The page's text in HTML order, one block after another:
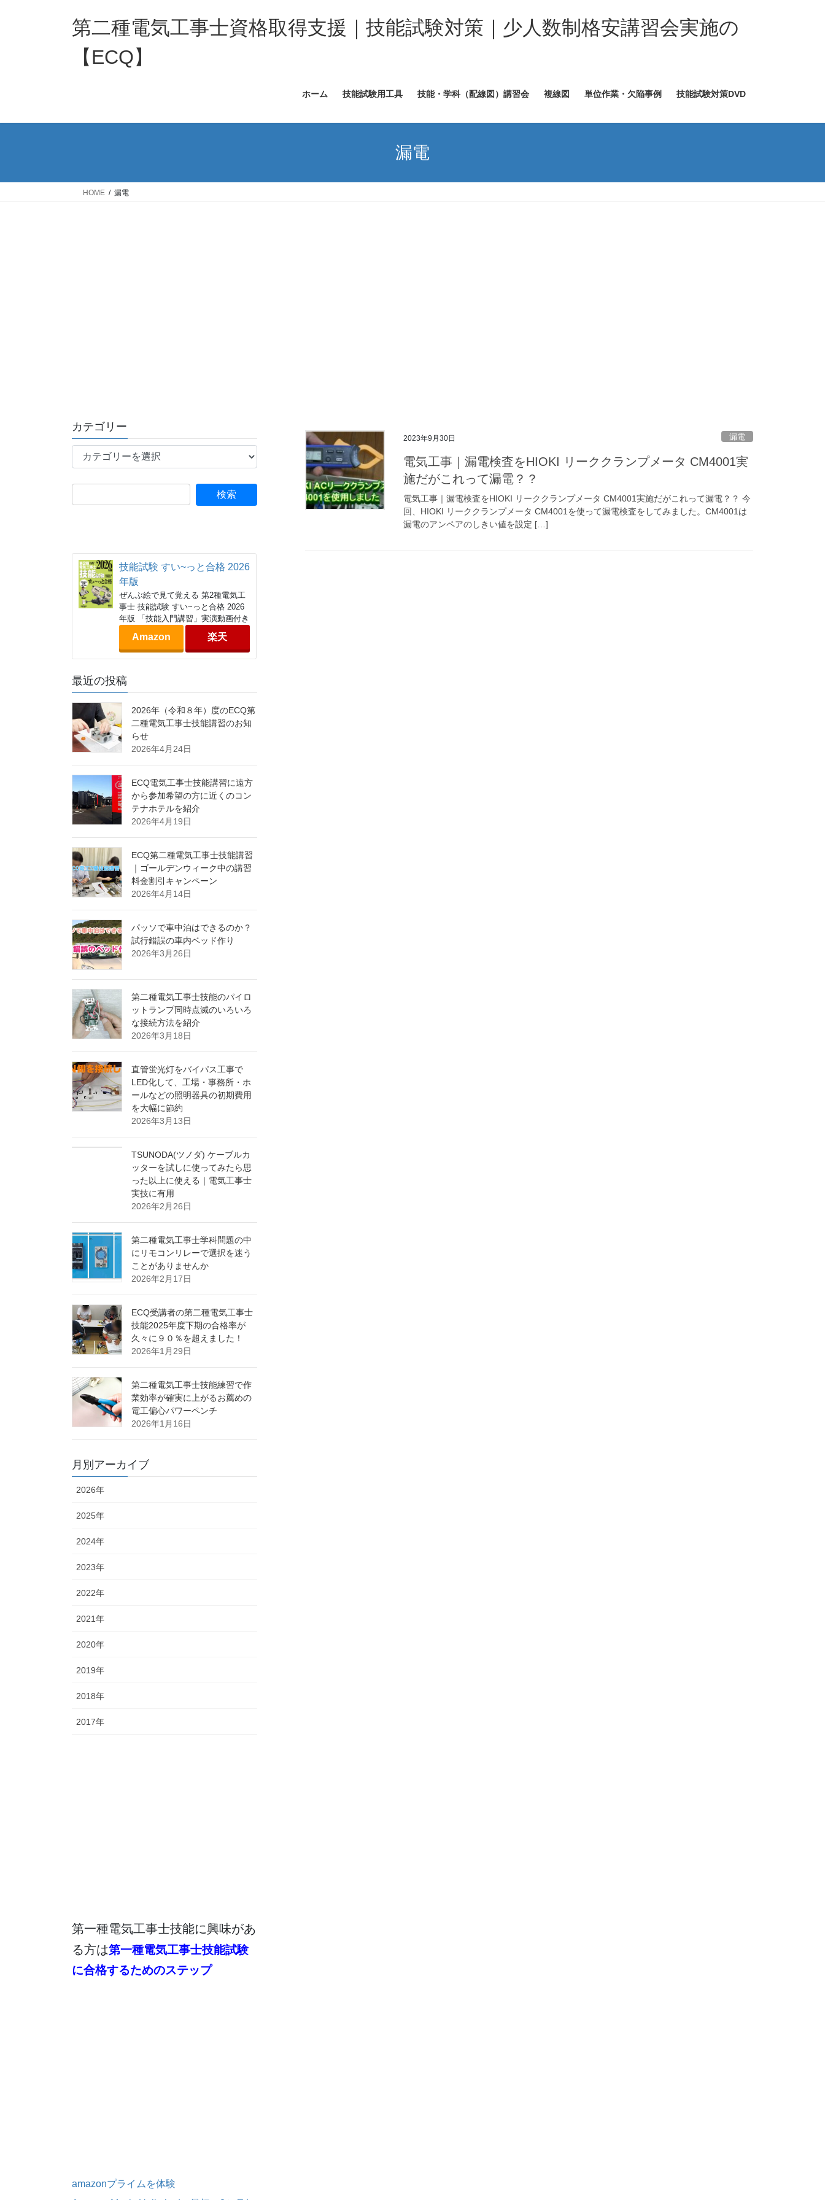
ッ
移
第二種電気工事士資格取得支援｜技能試験対策｜少人数制格安講習会実施の
【ECQ】
ホーム 技能試験用工具 技能・学科（配線図）講習会 複線図 単位作業・欠陥事例 技能試験対策DVD
漏電
HOME 漏電
2023年9月30日 漏電
電気工事｜漏電検査をHIOKI リーククランプメータ CM4001実
施だがこれって漏電？？
電気工事｜漏電検査をHIOKI リーククランプメータ CM4001実施だがこれって漏電？？ 今
回、HIOKI リーククランプメータ CM4001を使って漏電検査をしてみました。CM4001は
漏電のアンペアのしきい値を設定 […]
カテゴリー
テ
技能試験 すい~っと合格 2026
年版
ぜんぶ絵で見て覚える 第2種電気工
事士 技能試験 すい~っと合格 2026
年版 「技能入門講習」実演動画付き
Amazon 楽天
最近の投稿
2026年（令和８年）度のECQ第
二種電気工事士技能講習のお知
らせ
2026年4月24日
ECQ電気工事士技能講習に遠方
から参加希望の方に近くのコン
テナホテルを紹介
2026年4月19日
ECQ第二種電気工事士技能講習
｜ゴールデンウィーク中の講習
料金割引キャンペーン
2026年4月14日
パッソで車中泊はできるのか？
試行錯誤の車内ベッド作り
2026年3月26日
第二種電気工事士技能のパイロ
ットランプ同時点滅のいろいろ
な接続方法を紹介
2026年3月18日
直管蛍光灯をバイパス工事で
LED化して、工場・事務所・ホ
ールなどの照明器具の初期費用
を大幅に節約
2026年3月13日
TSUNODA(ツノダ) ケーブルカ
ッターを試しに使ってみたら思
った以上に使える｜電気工事士
実技に有用
2026年2月26日
第二種電気工事士学科問題の中
にリモコンリレーで選択を迷う
ことがありませんか
2026年2月17日
ECQ受講者の第二種電気工事士
技能2025年度下期の合格率が
久々に９０％を超えました！
2026年1月29日
第二種電気工事士技能練習で作
業効率が確実に上がるお薦めの
電工偏心パワーペンチ
2026年1月16日
月別アーカイブ
2026年
2025年
2024年
2023年
2022年
2021年
2020年
2019年
2018年
2017年
第一種電気工事士技能に興味があ
る方は第一種電気工事士技能試験
に合格するためのステップ
amazonプライムを体験